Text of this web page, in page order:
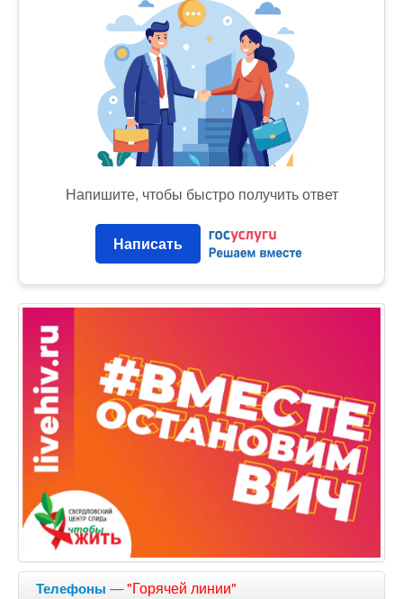
Напишите, чтобы быстро получить ответ
Написать
Телефоны —"Горячей линии"